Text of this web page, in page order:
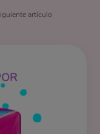
artículo